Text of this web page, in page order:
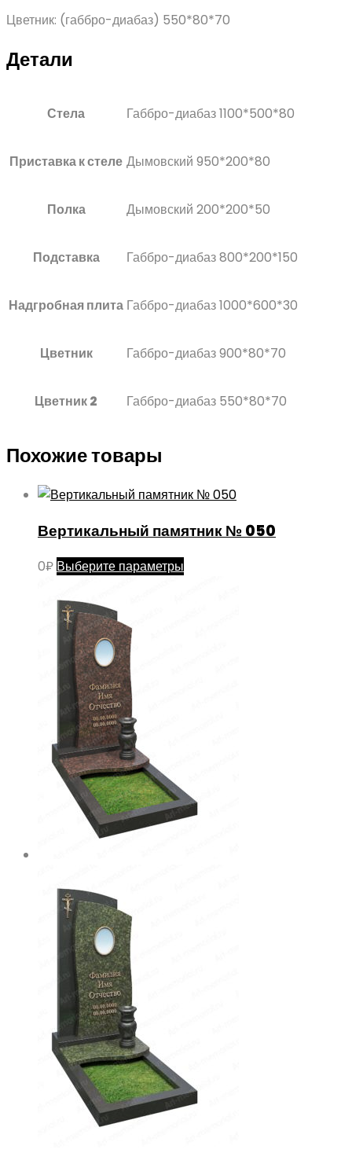
Цветник: (габбро-диабаз) 550*80*70
Детали
Стела Габбро-диабаз 1100*500*80
Приставка к стеле Дымовский 950*200*80
Полка Дымовский 200*200*50
Подставка Габбро-диабаз 800*200*150
Надгробная плита Габбро-диабаз 1000*600*30
Цветник Габбро-диабаз 900*80*70
Цветник 2 Габбро-диабаз 550*80*70
Похожие товары
Вертикальный памятник № 050
0₽ Выберите параметры